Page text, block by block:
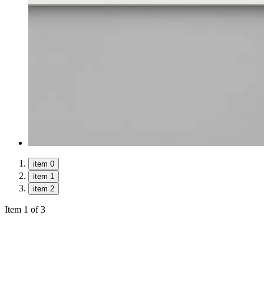
item 0
item 1
item 2
Item 1 of 3